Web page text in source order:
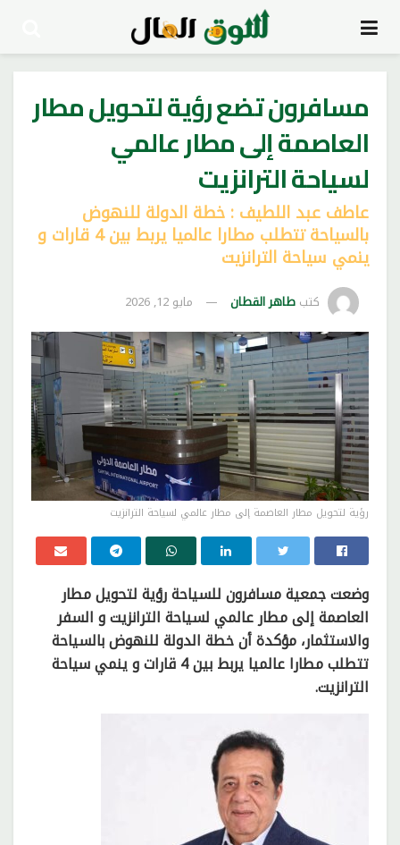
مسافرون تضع رؤية لتحويل مطار
العاصمة إلى مطار عالمي
لسياحة الترانزيت
عاطف عبد اللطيف : خطة الدولة للنهوض
بالسياحة تتطلب مطارا عالميا يربط بين 4 قارات و
ينمي سياحة الترانزيت
كتب طاهر القطان مايو 12, 2026
رؤية لتحويل مطار العاصمة إلى مطار عالمي لسياحة الترانزيت
وضعت جمعية مسافرون للسياحة رؤية لتحويل مطار
العاصمة إلى مطار عالمي لسياحة الترانزيت و السفر
والاستثمار، مؤكدة أن خطة الدولة للنهوض بالسياحة
تتطلب مطارا عالميا يربط بين 4 قارات و ينمي سياحة
الترانزيت.